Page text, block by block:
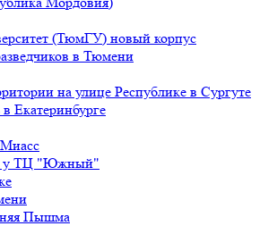
(ТюмГУ) новый корпус
в Тюмени
на улице Республике в Сургуте
Екатеринбурге
у ТЦ "Южный"
Пышма